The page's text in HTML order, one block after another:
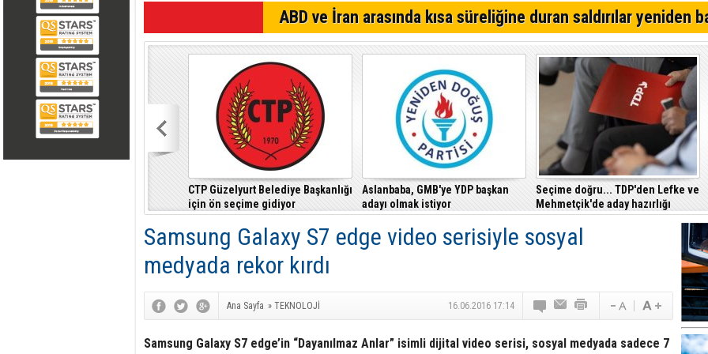
CTP, Cezaevi Disiplin Tüzüğü’nde yapılan değişiklikleri
Mahkemesi’ne taşıdı
Girne – Çamlıbel ana yolunda ölümlü kaza… Turan Obalı
ABD ve İran arasında kısa süreliğine duran saldırılar yeniden
CTP Güzelyurt Belediye Başkanlığı
için ön seçime gidiyor
Aslanbaba, GMB'ye YDP başkan
adayı olmak istiyor
Seçime doğru... TDP'den Lefke ve
Mehmetçik'de aday hazırlığı
Samsung Galaxy S7 edge video serisiyle sosyal
medyada rekor kırdı
Ana Sayfa » TEKNOLOJİ 16.06.2016 17:14
Samsung Galaxy S7 edge’in “Dayanılmaz Anlar” isimli dijital video serisi, sosyal medyada sadece 7